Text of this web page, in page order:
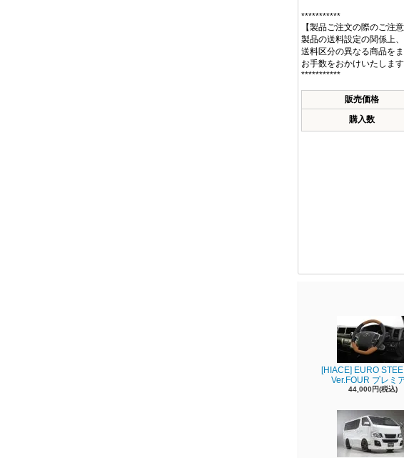
***********
【製品ご注文の際のご注意
製品の送料設定の関係上
送料区分の異なる商品を
お手数をおかけいたしま
***********
販売価格
購入数
[HIACE] EURO
Ver.FOUR プレミ
44,000円(税込)